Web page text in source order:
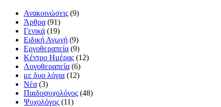
Ανακοινώσεις (9)
Άρθρα (91)
Γενικά (19)
Ειδική Αγωγή (9)
Εργοθεραπεία (9)
Κέντρο Ημέρας (12)
Λογοθεραπεία (6)
με δυο λόγια (12)
Νέα (3)
Παιδοψυχολόγος (48)
Ψυχολόγος (11)